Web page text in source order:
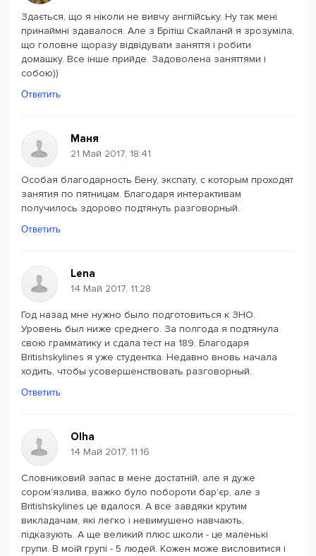
Здається, що я ніколи не вивчу англійську. Ну так мені
принаймні здавалося. Але з Брітіш Скайланй я зрозуміла,
що головне щоразу відвідувати заняття і робити
домашку. Все інше прийде. Задоволена заняттями і
собою))
Ответить
Маня
21 Май 2017, 18:41
Особая благодарность Бену, экспату, с которым проходят
занятия по пятницам. Благодаря интерактивам
получилось здорово подтянуть разговорный.
Ответить
Lena
14 Май 2017, 11:28
Год назад мне нужно было подготовиться к ЗНО.
Уровень был ниже среднего. За полгода я подтянула
свою грамматику и сдала тест на 189. Благодаря
Britishskylines я уже студентка. Недавно вновь начала
ходить, чтобы усовершенствовать разговорный.
Ответить
Olha
14 Май 2017, 11:16
Словниковий запас в мене достатній, але я дуже
сором'язлива, важко було побороти бар'єр, але з
Britishskylines це вдалося. А все завдяки крутим
викладачам, які легко і невимушено навчають,
підказують. А ще великий плюс школи - це маленькі
групи. В моїй групі - 5 людей. Кожен може висловитися і